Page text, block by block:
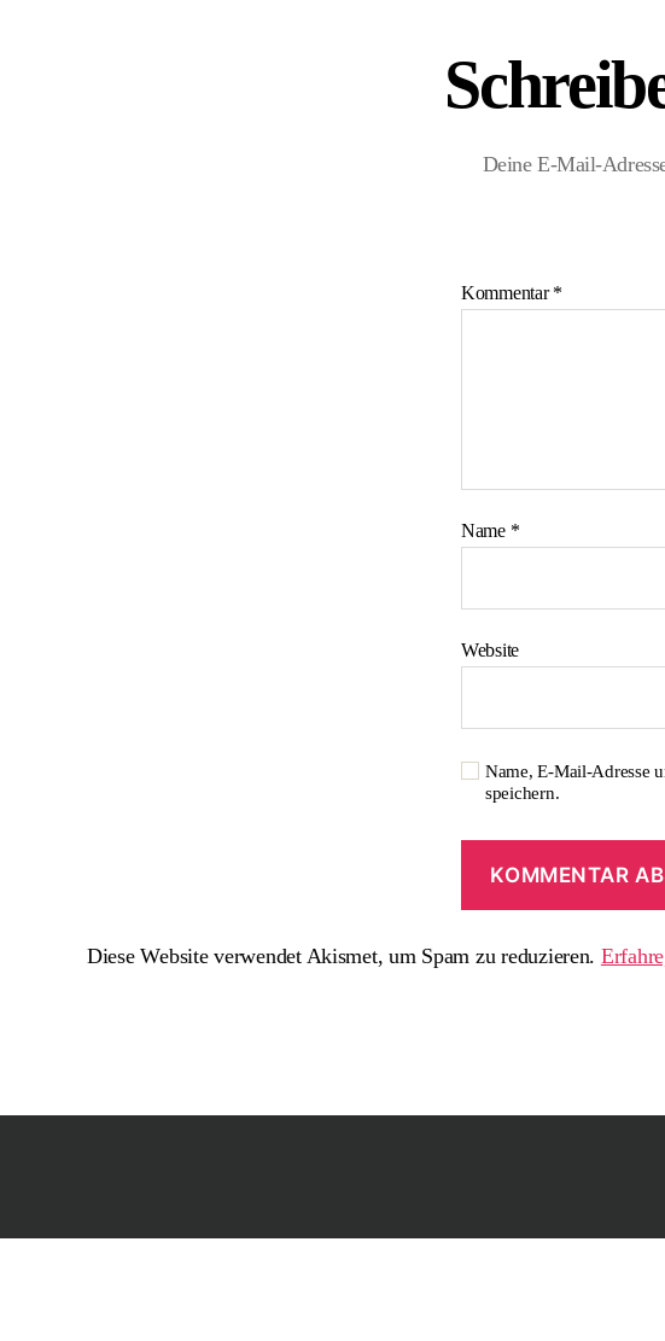
Deine E-Mail-
Kommentar*
Name *
Website
Name, E-Mail-Adresse
speichern.
Diese Website verwendet Akismet, um Spam zu reduzieren.